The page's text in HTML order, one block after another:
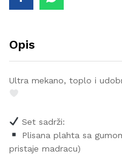
jastučnice
-
ROZA
Opis
Ultra mekano, toplo i
Set sadrži:
Plisana plahta sa
pristaje madracu)